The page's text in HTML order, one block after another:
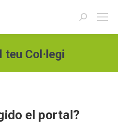
Buscar:
teu Col·legi
el portal?